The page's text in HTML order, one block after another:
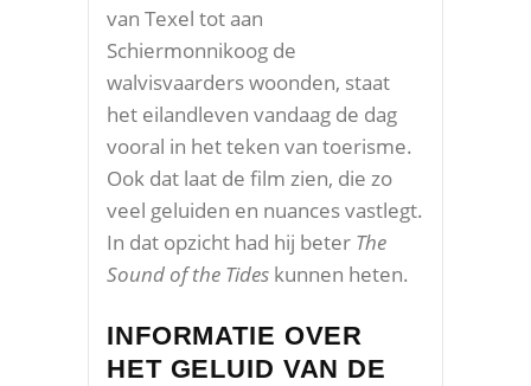
van Texel tot aan
Schiermonnikoog de
walvisvaarders woonden, staat
het eilandleven vandaag de dag
vooral in het teken van toerisme.
Ook dat laat de film zien, die zo
veel geluiden en nuances vastlegt.
In dat opzicht had hij beter The
Sound of the Tides kunnen heten.
INFORMATIE OVER
HET GELUID VAN DE